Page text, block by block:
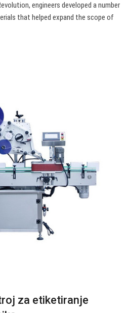
engineers developed a number
that helped expand the scope of
za etiketiranje